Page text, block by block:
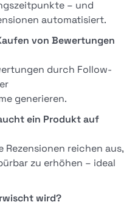
– und
automatisiert.
von Bewertungen
durch Follow-
generieren.
ein Produkt auf
reichen aus,
zu erhöhen – ideal
wird?